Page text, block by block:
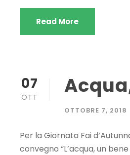
Read More
07
OTT
OTTOBRE 7, 2018
Per la Giornata Fai
convegno “L’acqua, un